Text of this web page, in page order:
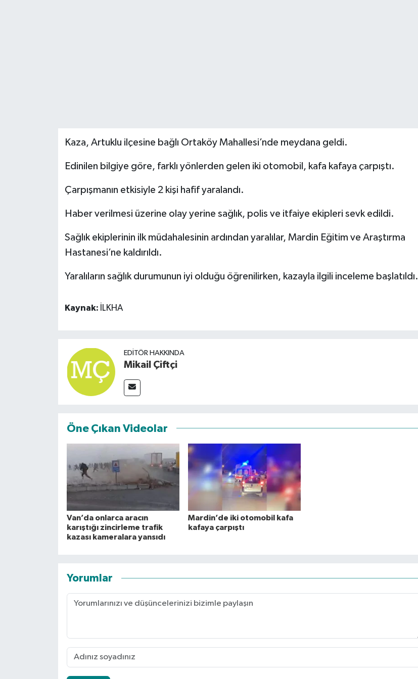
Kaza, Artuklu ilçesine bağlı Ortaköy Mahallesi’nde meydana geldi.
Edinilen bilgiye göre, farklı yönlerden gelen iki otomobil, kafa kafaya çarpıştı.
Çarpışmanın etkisiyle 2 kişi hafif yaralandı.
Haber verilmesi üzerine olay yerine sağlık, polis ve itfaiye ekipleri sevk edildi.
Sağlık ekiplerinin ilk müdahalesinin ardından yaralılar, Mardin Eğitim ve Araştırma
Hastanesi’ne kaldırıldı.
Yaralıların sağlık durumunun iyi olduğu öğrenilirken, kazayla ilgili inceleme başlatıldı.
Kaynak: İLKHA
EDITÖR HAKKINDA
Mikail Çiftçi
Öne Çıkan Videolar
Van’da onlarca aracın
karıştığı zincirleme trafik
kazası kameralara yansıdı
Mardin’de iki otomobil kafa
kafaya çarpıştı
Yorumlar